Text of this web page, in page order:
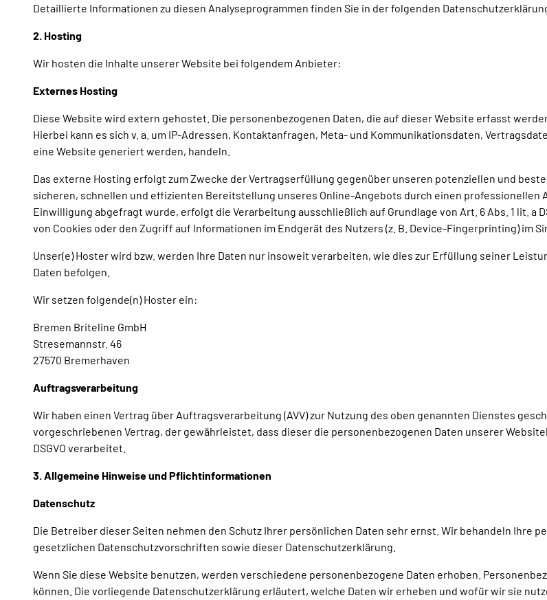
Detaillierte Informationen zu diesen Analyseprogrammen finden Sie in der folgenden
2. Hosting
Wir hosten die Inhalte unserer Website bei folgendem Anbieter:
Externes Hosting
Diese Website wird extern gehostet. Die personenbezogenen Daten, die auf dieser Website erfasst
Hierbei kann es sich v. a. um IP-Adressen, Kontaktanfragen, Meta- und Kommunikationsdaten,
eine Website generiert werden, handeln.
Das externe Hosting erfolgt zum Zwecke der Vertragserfüllung gegenüber unseren potenziellen und
sicheren, schnellen und effizienten Bereitstellung unseres Online-Angebots durch einen professionellen
Einwilligung abgefragt wurde, erfolgt die Verarbeitung ausschließlich auf Grundlage von Art. 6 Abs. 1 lit. a
von Cookies oder den Zugriff auf Informationen im Endgerät des Nutzers (z. B. Device-Fingerprinting) im
Unser(e) Hoster wird bzw. werden Ihre Daten nur insoweit verarbeiten, wie dies zur Erfüllung seiner
Daten befolgen.
Wir setzen folgende(n) Hoster ein:
Bremen Briteline GmbH
Stresemannstr. 46
27570 Bremerhaven
Auftragsverarbeitung
Wir haben einen Vertrag über Auftragsverarbeitung (AVV) zur Nutzung des oben genannten Dienstes
vorgeschriebenen Vertrag, der gewährleistet, dass dieser die personenbezogenen Daten unserer
DSGVO verarbeitet.
3. Allgemeine Hinweise und Pflichtinformationen
Datenschutz
Die Betreiber dieser Seiten nehmen den Schutz Ihrer persönlichen Daten sehr ernst. Wir behandeln Ihre
gesetzlichen Datenschutzvorschriften sowie dieser Datenschutzerklärung.
Wenn Sie diese Website benutzen, werden verschiedene personenbezogene Daten erhoben.
können. Die vorliegende Datenschutzerklärung erläutert, welche Daten wir erheben und wofür wir sie